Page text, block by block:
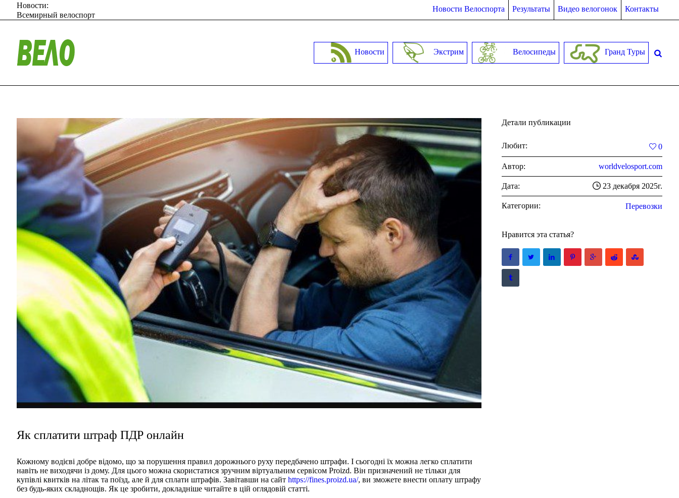
Новости Велоспорта Результаты Видео велогонок Контакты
Новости:
Всемирный велоспорт
Новости Экстрим Велосипеды Гранд Туры
Як сплатити штраф ПДР онлайн
Кожному водієві добре відомо, що за порушення правил дорожнього руху передбачено штрафи. І сьогодні їх можна легко сплатити
навіть не виходячи із дому. Для цього можна скористатися зручним віртуальним сервісом Proizd. Він призначений не тільки для
купівлі квитків на літак та поїзд, але й для сплати штрафів. Завітавши на сайтhttps://fines.proizd.ua/, ви зможете внести оплату штрафу
без будь-яких складнощів. Як це зробити, докладніше читайте в цій оглядовій статті.
Детали публикации
Любит: 0
Автор: worldvelosport.com
Дата: 23 декабря 2025г.
Категории: Перевозки
Нравится эта статья?